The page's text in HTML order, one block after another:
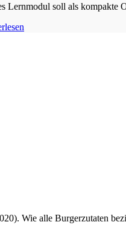
Lernmodul soll als kompakte
Wie alle Burgerzutaten